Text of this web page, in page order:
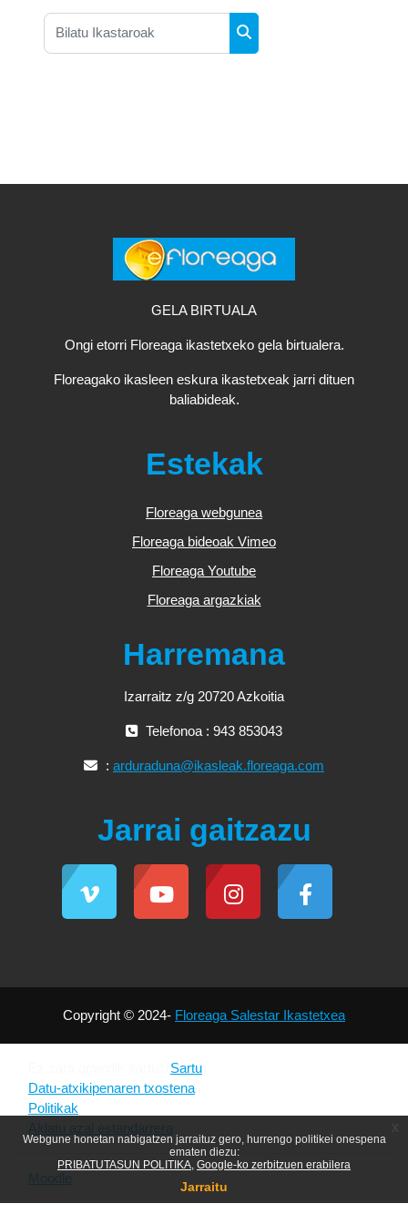
Bilatu Ikastaroak
Bilatu Ikastaroak
GELA BIRTUALA
Ongi etorri Floreaga ikastetxeko gela birtualera.
Floreagako ikasleen eskura ikastetxeak jarri dituen
baliabideak.
Estekak
Floreaga webgunea
Floreaga bideoak Vimeo
Floreaga Youtube
Floreaga argazkiak
Harremana
Izarraitz z/g 20720 Azkoitia
Telefonoa : 943 853043
: arduraduna@ikasleak.floreaga.com
Jarrai gaitzazu
Copyright © 2024- Floreaga Salestar Ikastetxea
Sartu
Datu-atxikipenaren txostena
Politikak
Aldatu azal estandarrera
Moodle
Webgune honetan nabigatzen jarraituz gero, hurrengo politikei onespena
ematen diezu:
PRIBATUTASUN POLITIKA Google-ko zerbitzuen erabilera
Jarraitu